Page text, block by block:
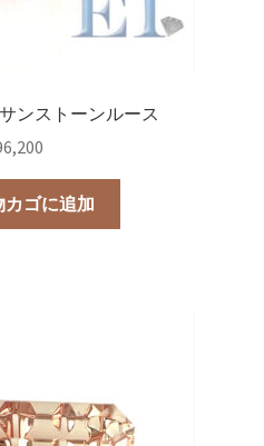
ンストーンルース
カゴに追加